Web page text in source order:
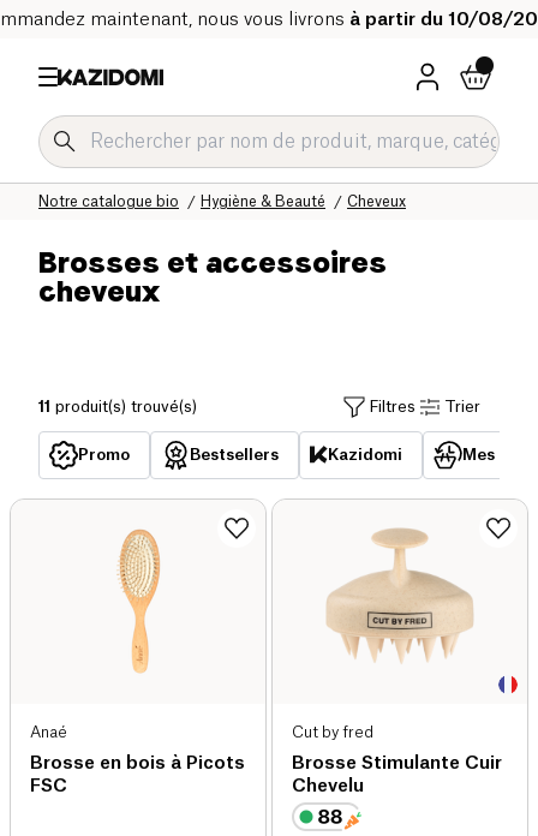
maintenant, nous vous livrons à partir du 10/08/
Cheveux
Hygiène & Beauté
Notre catalogue bio
Accueil
Brosses et accessoires
cheveux
11 produit(s) trouvé(s) Filtres Trier
Promo Bestsellers Kazidomi Mes
Anaé
Brosse en bois à Picots
FSC
Cut by fred
Brosse Stimulante Cuir
Chevelu